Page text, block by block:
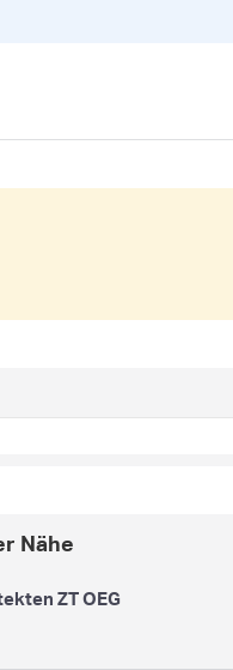
Nähe
ZT OEG